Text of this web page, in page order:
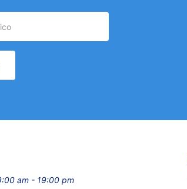
am - 19:00 pm